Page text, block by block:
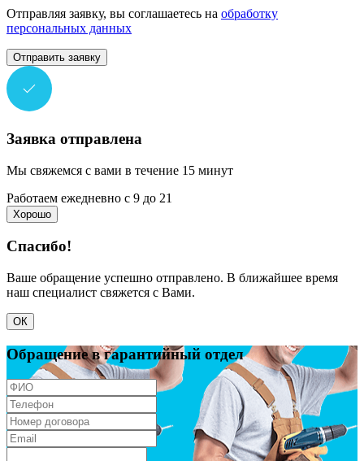
Отправляя заявку, вы соглашаетесь на обработку
персональных данных
Отправить заявку
Заявка отправлена
Мы свяжемся с вами в течение 15 минут
Работаем ежедневно с 9 до 21
Хорошо
Спасибо!
Ваше обращение успешно отправлено. В ближайшее время
наш специалист свяжется с Вами.
ОК
Обращение в гарантийный отдел